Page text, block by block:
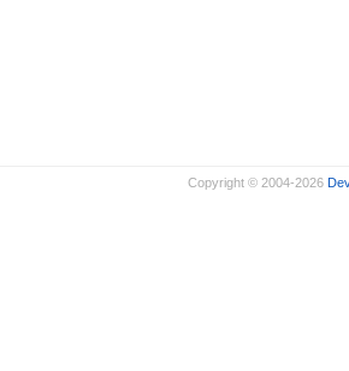
Copyright © 2004-2026